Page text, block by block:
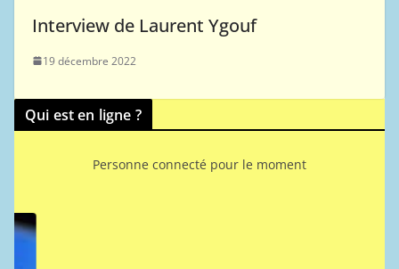
Interview de Laurent Ygouf
19 décembre 2022
Qui est en ligne ?
Personne connecté pour le moment